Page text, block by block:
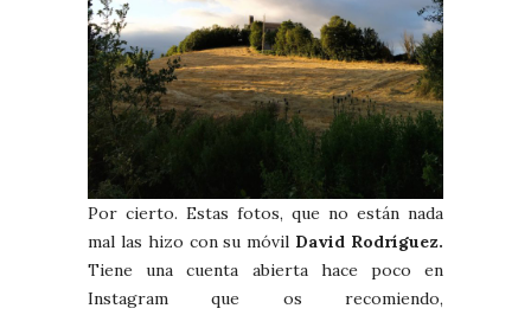
Por cierto. Estas fotos, que no están nada
mal las hizo con su móvil David Rodríguez.
Tiene una cuenta abierta hace poco en
Instagram que os recomiendo,